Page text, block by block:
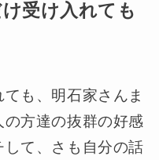
受け入れても
ても、明石家さんま
方達の抜群の好感
て、さも自分の話